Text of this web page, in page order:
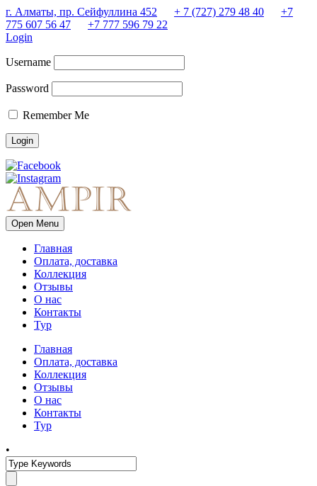
г. Алматы, пр. Сейфуллина 452 + 7 (727) 279 48 40
+7
775 607 56 47
+7 777 596 79 22
Login
Username
Password
Remember Me
Open Menu
Главная
Оплата, доставка
Коллекция
Отзывы
О нас
Контакты
Тур
Главная
Оплата, доставка
Коллекция
Отзывы
О нас
Контакты
Тур
•